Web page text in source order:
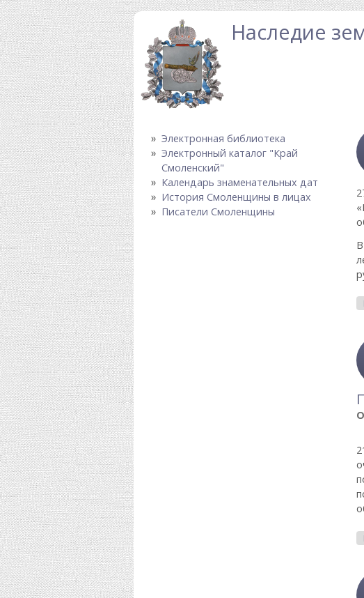
Перейти к основному содержанию Наследие
Электронная библиотека
Электронный каталог "Край
Смоленский"
Календарь знаменательных дат
История Смоленщины в лицах
Писатели Смоленщины